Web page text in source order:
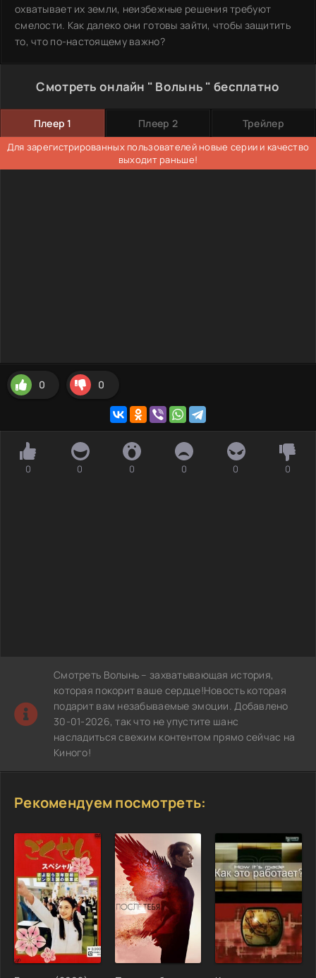
охватывает их земли, неизбежные решения требуют
смелости. Как далеко они готовы зайти, чтобы защитить
то, что по-настоящему важно?
Смотреть онлайн " Волынь " бесплатно
Плеер 1 Плеер 2 Трейлер
Для зарегистрированных пользователей новые серии и качество
выходит раньше!
0 0
0 0 0 0 0 0
Смотреть Волынь – захватывающая история,
которая покорит ваше сердце!Новость которая
подарит вам незабываемые эмоции. Добавлено
30-01-2026, так что не упустите шанс
насладиться свежим контентом прямо сейчас на
Киного!
Рекомендуем посмотреть: